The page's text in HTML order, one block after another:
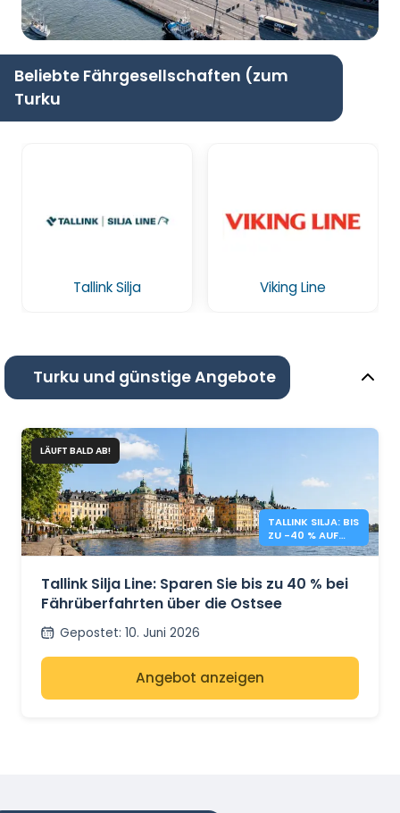
Beliebte Fährgesellschaften (zum
Turku
Tallink Silja Viking Line
Turku und günstige Angebote
LÄUFT BALD AB!
TALLINK SILJA: BIS
ZU -40 % AUF
OSTSEE-
Tallink Silja Line: Sparen Sie bis zu 40 % bei
Fährüberfahrten über die Ostsee
Gepostet: 10. Juni 2026
Angebot anzeigen